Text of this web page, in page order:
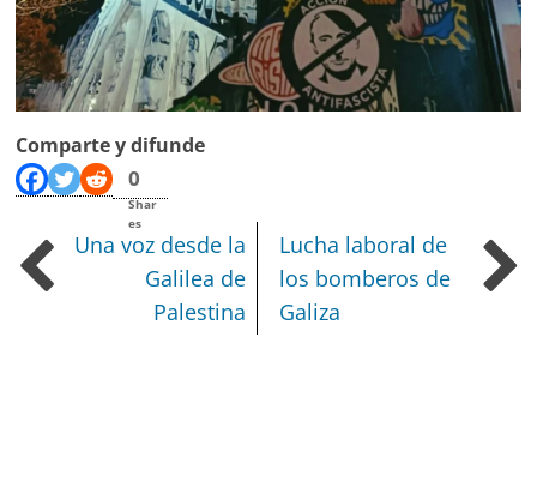
Comparte y difunde
0
Shar
es
Una voz desde la
Galilea de
Palestina
Lucha laboral de
los bomberos de
Galiza